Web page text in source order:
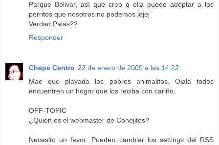
Parque Bolivar, así que creo q ella puede adoptar a los
perritos que nosotros no podemos jejej
Verdad Palas??
Responder
Chepe Centro 22 de enero de 2009 a las 14:22
Mae que playada los pobres animalitos. Ojalá todos
encuentren un hogar que los reciba con cariño.
OFF-TOPIC
¿Quién es el webmaster de Conejitos?
Necesito un favor: Pueden cambiar los settings del RSS